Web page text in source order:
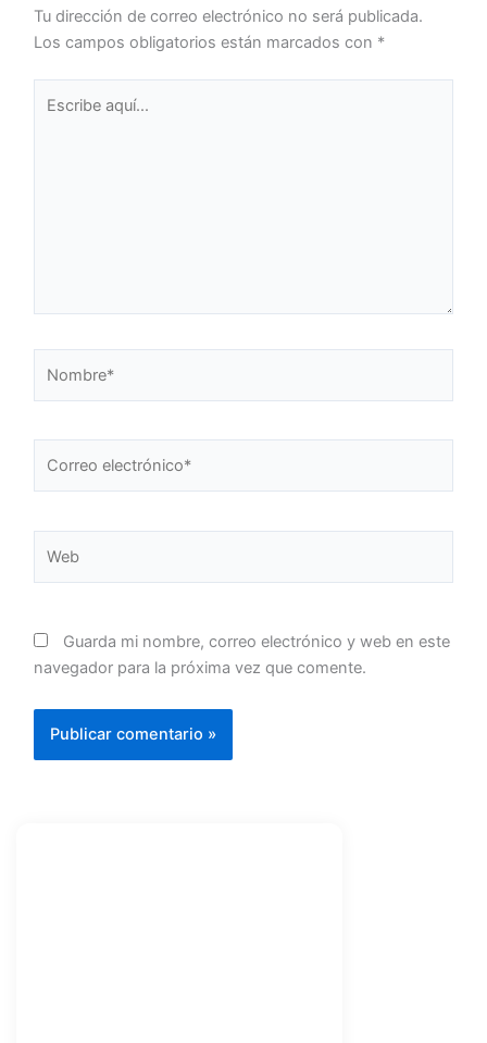
Tu dirección de correo electrónico no será publicada.
Los campos obligatorios están marcados con *
aquí...
Guarda mi nombre, correo electrónico y web en este
navegador para la próxima vez que comente.